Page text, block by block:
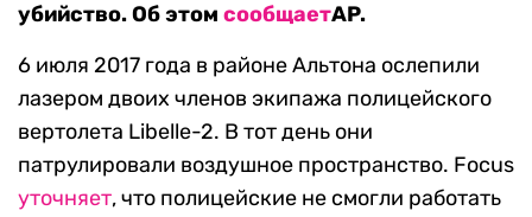
убийство. Об этом сообщаетAP.
6 июля 2017 года в районе Альтона ослепили
лазером двоих членов экипажа полицейского
вертолета Libelle-2. В тот день они
патрулировали воздушное пространство. Focus
уточняет, что полицейские не смогли работать